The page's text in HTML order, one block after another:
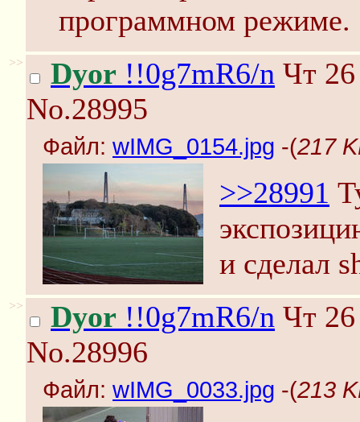
программном режиме.
>> Dyor !!0g7mR6/n Чт 26
No.28995
Файл: wIMG_0154.jpg -(217
>>28991
и сделал
>> Dyor !!0g7mR6/n Чт 26
No.28996
Файл: wIMG_0033.jpg -(213